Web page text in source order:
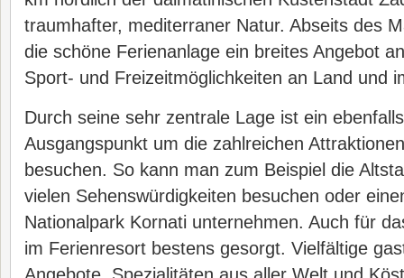
traumhafter, mediterraner Natur. Abseits des
die schöne Ferienanlage ein breites Angebot
Sport- und Freizeitmöglichkeiten an Land und
Durch seine sehr zentrale Lage ist ein
Ausgangspunkt um die zahlreichen
besuchen. So kann man zum Beispiel die
vielen Sehenswürdigkeiten besuchen oder
Nationalpark Kornati unternehmen. Auch für
im Ferienresort bestens gesorgt. Vielfältige